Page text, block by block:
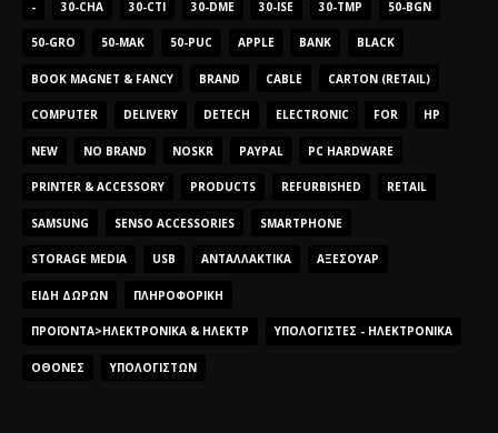
- 30-CHA 30-CTI 30-DME 30-ISE 30-TMP 50-BGN
50-GRO 50-MAK 50-PUC APPLE BANK BLACK
BOOK MAGNET & FANCY BRAND CABLE CARTON (RETAIL)
COMPUTER DELIVERY DETECH ELECTRONIC FOR HP
NEW NO BRAND NOSKR PAYPAL PC HARDWARE
PRINTER & ACCESSORY PRODUCTS REFURBISHED RETAIL
SAMSUNG SENSO ACCESSORIES SMARTPHONE
STORAGE MEDIA USB ΑΝΤΑΛΛΑΚΤΙΚΆ ΑΞΕΣΟΥΆΡ
ΕΊΔΗ ΔΏΡΩΝ ΠΛΗΡΟΦΟΡΙΚΉ
ΠΡΟΪΌΝΤΑ>ΗΛΕΚΤΡΟΝΙΚΆ & ΗΛΕΚΤΡ ΥΠΟΛΟΓΙΣΤΈΣ - ΗΛΕΚΤΡΟΝΙΚΆ
ΟΘΌΝΕΣ ΥΠΟΛΟΓΙΣΤΏΝ